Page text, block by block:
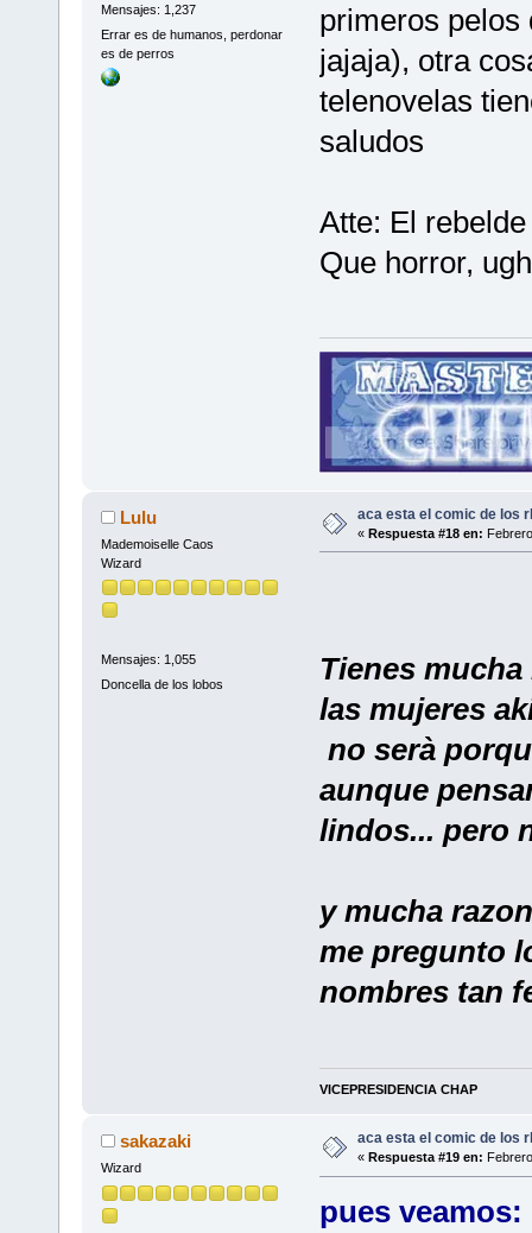
Mensajes: 1,237
Errar es de humanos, perdonar
es de perros
primeros pelos
jajaja), otra
telenovelas
saludos
Atte: El
Que horror,
Lulu
Mademoiselle Caos
Wizard
Mensajes: 1,055
Doncella de los lobos
aca esta el comic de los
« Respuesta #18 en:
Tienes
las mujeres
no serà
aunque
lindos... pero
y mucha
me pregunto
nombres tan
VICEPRESIDENCIA CHAP
sakazaki
Wizard
aca esta el comic de los
« Respuesta #19 en:
pues